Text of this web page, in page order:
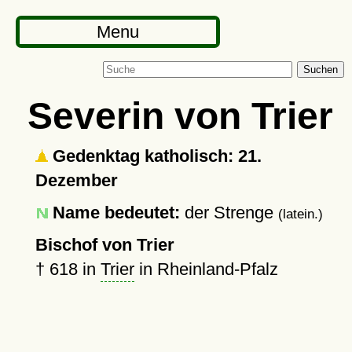
Menu
Suchen
Severin von Trier
Gedenktag katholisch: 21.
Dezember
Name bedeutet: der Strenge (latein.)
Bischof von Trier
† 618in Trierin Rheinland-Pfalz